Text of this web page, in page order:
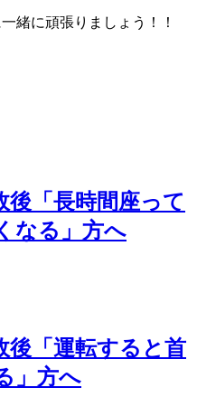
緒に頑張りましょう！！
後「長時間座って
なる」方へ
後「運転すると首
」方へ